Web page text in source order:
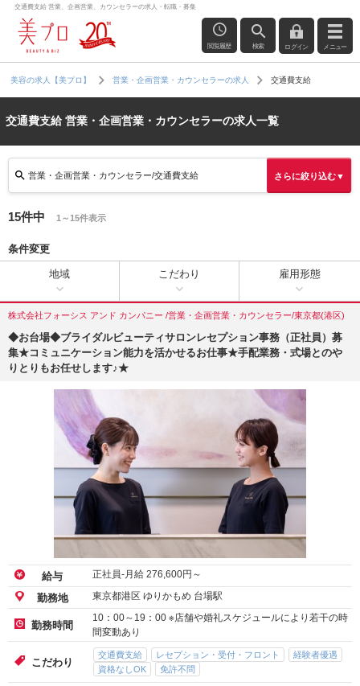
交通費支給 営業、企画営業、カウンセラーの求人・転職・募集
閲覧履歴 検索 ログイン メニュー
美容の求人【美プロ】 営業・企画営業・カウンセラーの求人 交通費支給
交通費支給 営業・企画営業・カウンセラーの求人一覧
営業・企画営業・カウンセラー/交通費支給 さらに絞り込む▼
15件中 1～15件表示
条件変更
地域 こだわり 雇用形態
株式会社フォーシス アンド カンパニー /営業・企画営業・カウンセラー/東京都(港区)
◆お台場◆ブライダルビューティサロンレセプション事務（正社員）募
集★コミュニケーション能力を活かせるお仕事★手配業務・式場とのや
りとりもお任せします♪★
給与 正社員-月給 276,600円～
勤務地 東京都港区 ゆりかもめ 台場駅
勤務時間
10：00～19：00 ※店舗や婚礼スケジュールにより若干の時
間変動あり
こだわり
交通費支給 レセプション・受付・フロント
経験者優遇
資格なしOK
免許不問